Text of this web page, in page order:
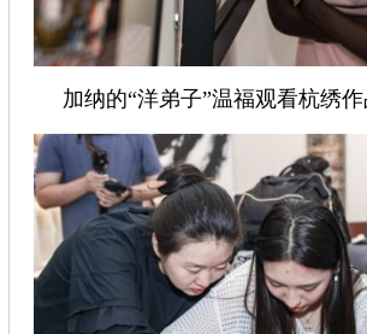
加纳的“洋弟子”温福观看杭绣